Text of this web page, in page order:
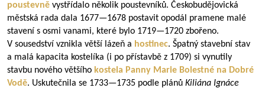
poustevně vystřídalo několik poustevníků. Českobudějovická
městská rada dala 1677—1678 postavit opodál pramene malé
stavení s osmi vanami, které bylo 1719—1720 zbořeno.
V sousedství vznikla větší lázeň a hostinec. Špatný stavební stav
a malá kapacita kostelíka (i po přístavbě z 1709) si vynutily
stavbu nového většího kostela Panny Marie Bolestné na Dobré
Vodě. Uskutečnila se 1733—1735 podle plánů Kiliána Ignáce